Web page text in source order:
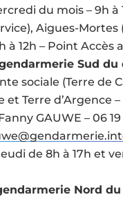
du mois – 9h à
Aigues-Mortes
à 12h – Point Accès
Sud
sociale (Terre de
et Terre d’Argence
GAUWE – 06 19
de 8h à 17h et
Nord